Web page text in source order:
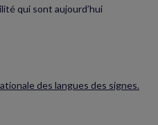
qui sont aujourd’hui
des langues des signes.